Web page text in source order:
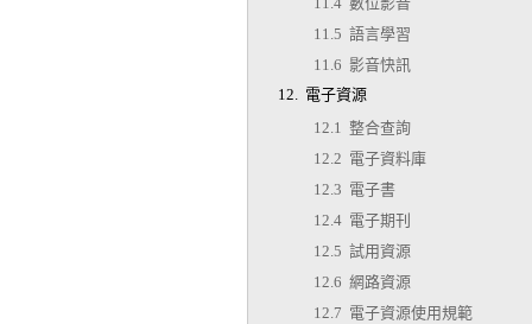
11.5 語言學習
11.6 影音快訊
12. 電子資源
12.1 整合查詢
12.2 電子資料庫
12.3 電子書
12.4 電子期刊
12.5 試用資源
12.6 網路資源
12.7 電子資源使用規範